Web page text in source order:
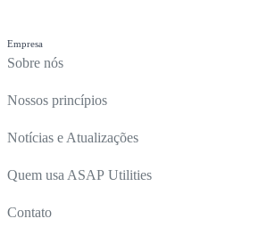
Empresa
Sobre nós
Nossos princípios
Notícias e Atualizações
Quem usa ASAP Utilities
Contato